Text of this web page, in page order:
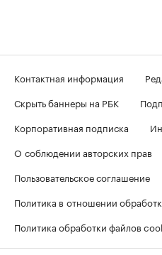
Контактная информация
Скрыть баннеры на РБК
Корпоративная подписка
О соблюдении авторских прав
Пользовательское соглашение
Политика в отношении
Политика обработки файлов